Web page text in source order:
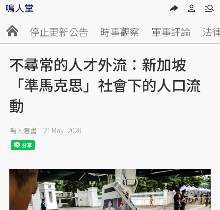
停止更新公告 時事觀察 軍事評論 法
不尋常的人才外流：新加坡
「準馬克思」社會下的人口流
動
鳴人選書 21 May, 2020